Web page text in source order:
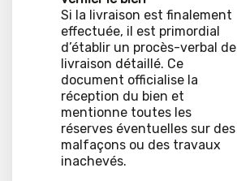
Si la livraison est finalement
effectuée, il est primordial
d’établir un procès-verbal de
livraison détaillé. Ce
document officialise la
réception du bien et
mentionne toutes les
réserves éventuelles sur des
malfaçons ou des travaux
inachevés.